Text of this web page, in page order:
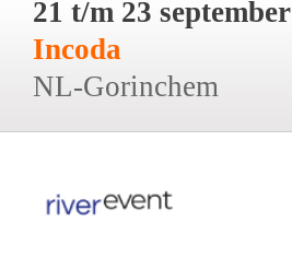
21 t/m 23 september
Incoda
NL-Gorinchem